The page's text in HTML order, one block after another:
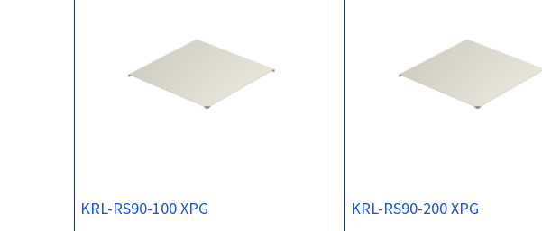
KRL-RS90-100 XPG KRL-RS90-200 XPG